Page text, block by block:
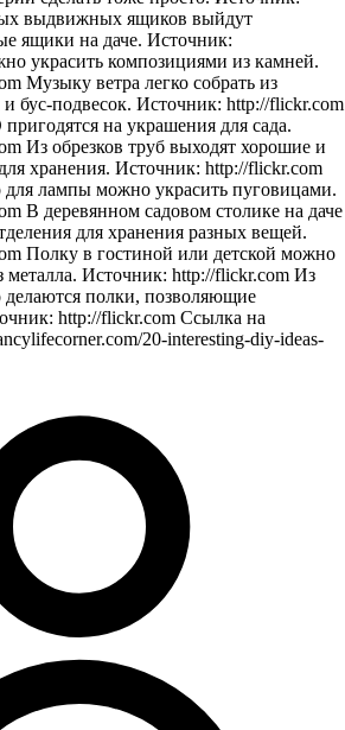
выдвижных ящиков выйдут
ящики на даче. Источник:
украсить композициями из камней.
Музыку ветра легко собрать из
бус-подвесок. Источник: http://flickr.com
на украшения для сада.
Из обрезков труб выходят хорошие и
хранения. Источник: http://flickr.com
лампы можно украсить пуговицами.
В деревянном садовом столике на даче
для хранения разных вещей.
Полку в гостиной или детской можно
металла. Источник: http://flickr.com Из
делаются полки, позволяющие
http://flickr.com Ссылка на
20-interesting-diy-ideas-